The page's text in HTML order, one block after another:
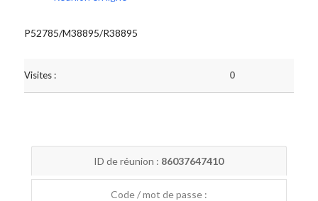
P52785/M38895/R38895
Visites : 0
ID de réunion : 86037647410
Code / mot de passe :